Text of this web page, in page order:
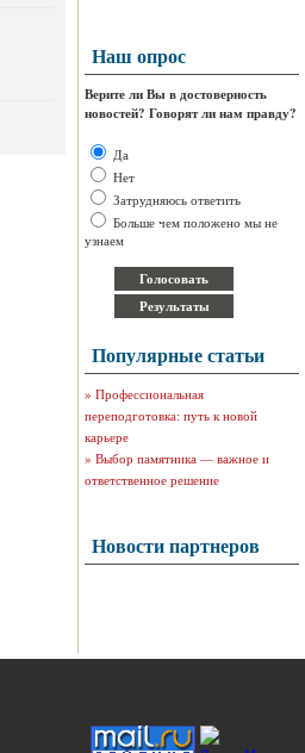
Наш опрос
Верите ли Вы в достоверность
новостей? Говорят ли нам правду?
Да
Нет
Затрудняюсь ответить
Больше чем положено мы не
узнаем
Популярные статьи
» Профессиональная
переподготовка: путь к новой
карьере
» Выбор памятника — важное и
ответственное решение
Новости партнеров